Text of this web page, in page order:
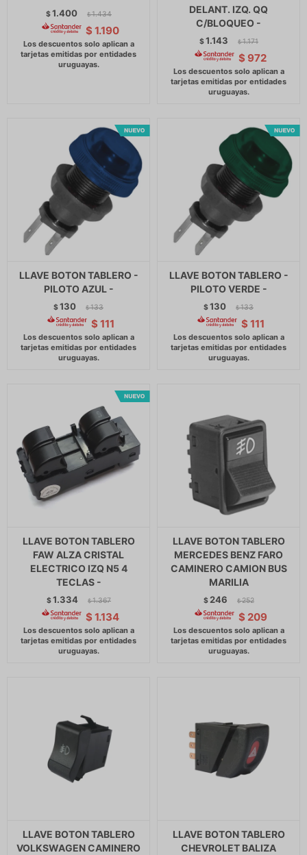
$1.400 $ 1.434
$ 1.190
DELANT. IZQ. QQ
C/BLOQUEO -
$1.143 $ 1.171
$ 972
LLAVE BOTON TABLERO -
PILOTO AZUL -
$130 $ 133
$ 111
LLAVE BOTON TABLERO -
PILOTO VERDE -
$130 $ 133
$ 111
LLAVE BOTON TABLERO
FAW ALZA CRISTAL
ELECTRICO IZQ N5 4
TECLAS -
$1.334 $ 1.367
$ 1.134
LLAVE BOTON TABLERO
MERCEDES BENZ FARO
CAMINERO CAMION BUS
MARILIA
$ 246 $ 252
$ 209
LLAVE BOTON TABLERO
VOLKSWAGEN CAMINERO
LLAVE BOTON TABLERO
CHEVROLET BALIZA